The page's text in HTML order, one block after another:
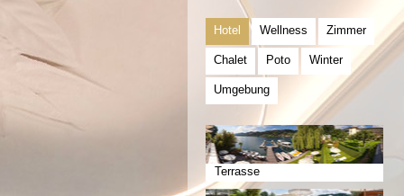
Hotel Wellness Zimmer
Chalet Poto Winter
Umgebung
Terrasse